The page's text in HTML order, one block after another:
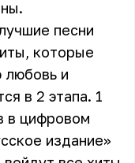
песни
которые
любовь и
в 2 этапа. 1
в цифровом
издание»